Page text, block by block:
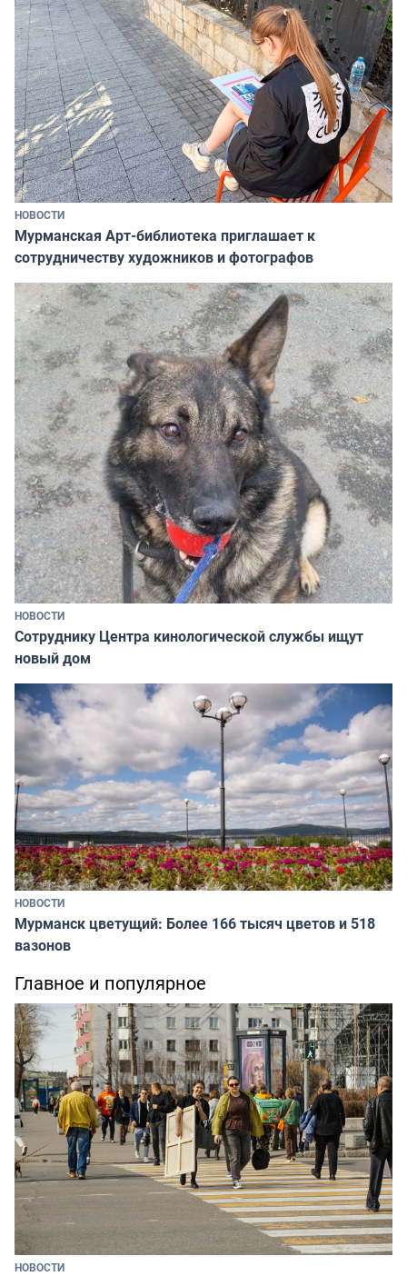
НОВОСТИ
Мурманская Арт-библиотека приглашает к
сотрудничеству художников и фотографов
НОВОСТИ
Сотруднику Центра кинологической службы ищут
новый дом
НОВОСТИ
Мурманск цветущий: Более 166 тысяч цветов и 518
вазонов
Главное и популярное
НОВОСТИ